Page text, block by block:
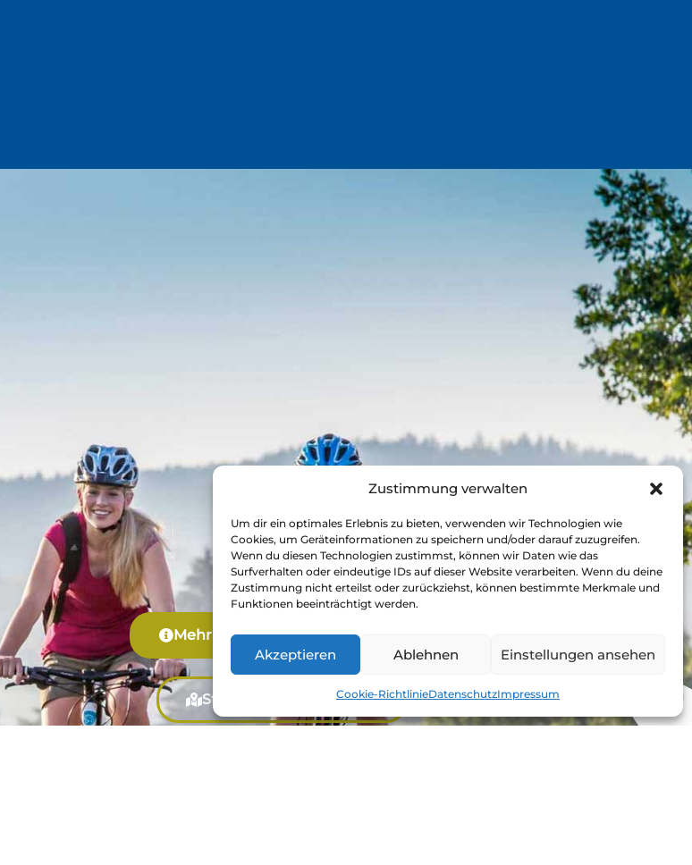
Zustimmung verwalten
Um dir ein optimales Erlebnis zu bieten, verwenden wir Technologien wie
Cookies, um Geräteinformationen zu speichern und/oder darauf zuzugreifen.
Wenn du diesen Technologien zustimmst, können wir Daten wie das
Surfverhalten oder eindeutige IDs auf dieser Website verarbeiten. Wenn du deine
Zustimmung nicht erteilst oder zurückziehst, können bestimmte Merkmale und
Funktionen beeinträchtigt werden.
Akzeptieren Ablehnen Einstellungen ansehen
Cookie-RichtlinieDatenschutzImpressum
Mehr über die Strecke erfahren
Streckenplan anfordern